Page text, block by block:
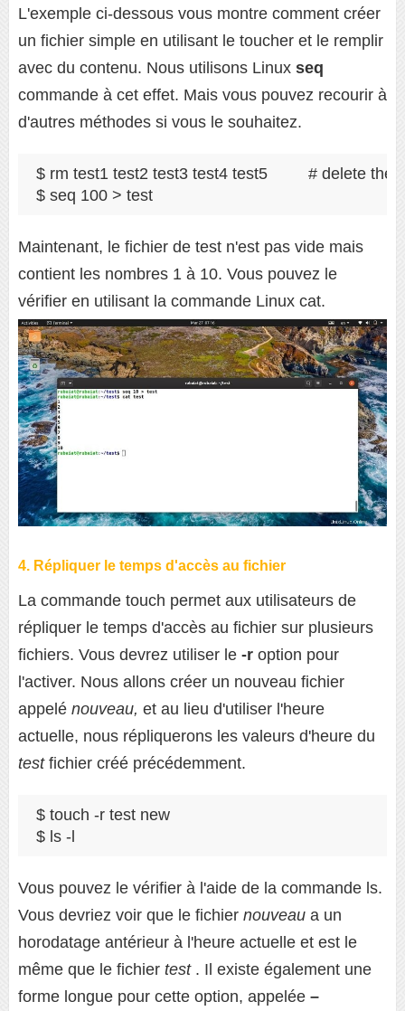
L'exemple ci-dessous vous montre comment créer
un fichier simple en utilisant le toucher et le remplir
avec du contenu. Nous utilisons Linux seq
commande à cet effet. Mais vous pouvez recourir à
d'autres méthodes si vous le souhaitez.
$ rm test1 test2 test3 test4 test5         # delete the
$ seq 100 > test
Maintenant, le fichier de test n'est pas vide mais
contient les nombres 1 à 10. Vous pouvez le
vérifier en utilisant la commande Linux cat.
4. Répliquer le temps d'accès au fichier
La commande touch permet aux utilisateurs de
répliquer le temps d'accès au fichier sur plusieurs
fichiers. Vous devrez utiliser le -r option pour
l'activer. Nous allons créer un nouveau fichier
appelé nouveau, et au lieu d'utiliser l'heure
actuelle, nous répliquerons les valeurs d'heure du
testfichier créé précédemment.
$ touch -r test new
$ ls -l
Vous pouvez le vérifier à l'aide de la commande ls.
Vous devriez voir que le fichier nouveau a un
horodatage antérieur à l'heure actuelle et est le
même que le fichier test. Il existe également une
forme longue pour cette option, appelée –